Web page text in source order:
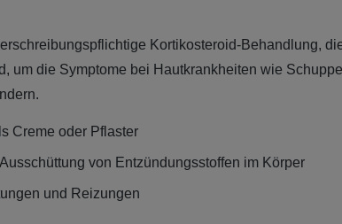
Kortikosteroid-Behandlung,
um die Symptome bei Hautkrankheiten wie
Creme oder Pflaster
von Entzündungsstoffen im Körper
und Reizungen